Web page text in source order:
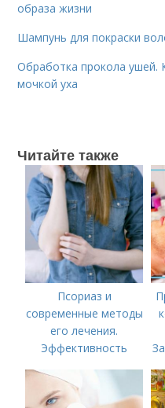
образа жизни
Шампунь для покраски
Обработка прокола ушей.
мочкой уха
Читайте также
Псориаз и
современные методы
его лечения.
Эффективность
методов лечения
псориаза